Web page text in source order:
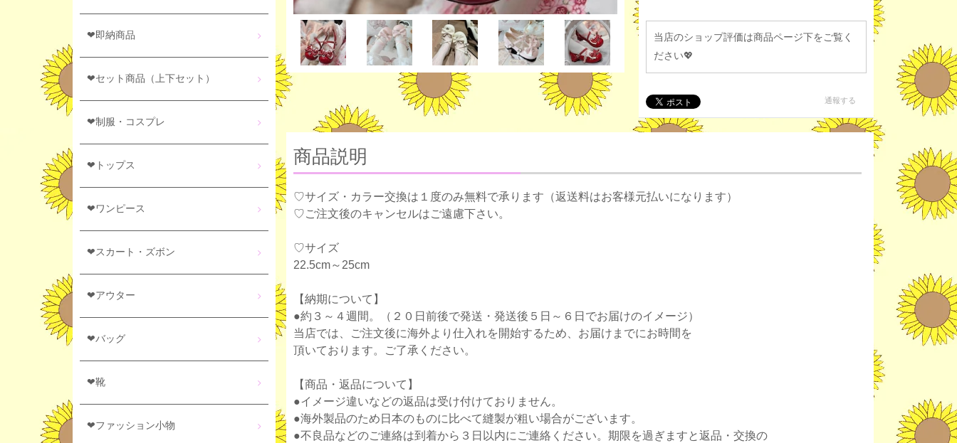
当店のショップ評価は商品ページ下をご覧く
ださい💖
通報する
商品説明
♡サイズ・カラー交換は１度のみ無料で承ります（返送料はお客様元払いになります）
♡ご注文後のキャンセルはご遠慮下さい。
♡サイズ
22.5cm～25cm
【納期について】
●約３～４週間。（２０日前後で発送・発送後５日～６日でお届けのイメージ）
当店では、ご注文後に海外より仕入れを開始するため、お届けまでにお時間を
頂いております。ご了承ください。
【商品・返品について】
●イメージ違いなどの返品は受け付けておりません。
●海外製品のため日本のものに比べて縫製が粗い場合がございます。
●不良品などのご連絡は到着から３日以内にご連絡ください。期限を過ぎますと返品・交換の
❤即納商品
❤セット商品（上下セット）
❤制服・コスプレ
❤トップス
❤ワンピース
❤スカート・ズボン
❤アウター
❤バッグ
❤靴
❤ファッション小物